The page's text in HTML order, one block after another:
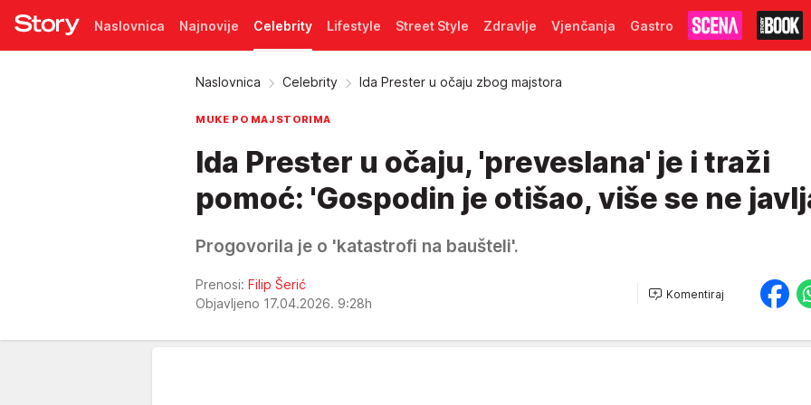
Naslovnica Najnovije Celebrity Lifestyle Street Style Zdravlje Vjenčanja Gastro
Naslovnica Celebrity Ida Prester u očaju zbog majstora
MUKE PO MAJSTORIMA
Ida Prester u očaju, 'preveslana' je i traži
pomoć: 'Gospodin je otišao, više se ne
Progovorila je o 'katastrofi na baušteli'.
Prenosi: Filip Šerić
Objavljeno 17.04.2026. 9:28h
Komentiraj